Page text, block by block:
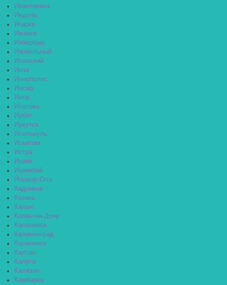
Ивантеевка
Ивдель
Игарка
Ижевск
Избербаш
Изобильный
Иланский
Инза
Иннополис
Инсар
Инта
Ипатово
Ирбит
Иркутск
Исилькуль
Искитим
Истра
Ишим
Ишимбай
Йошкар-Ола
Кадников
Казань
Калач
Калач-на-Дону
Калачинск
Калининград
Калининск
Калтан
Калуга
Калязин
Камбарка